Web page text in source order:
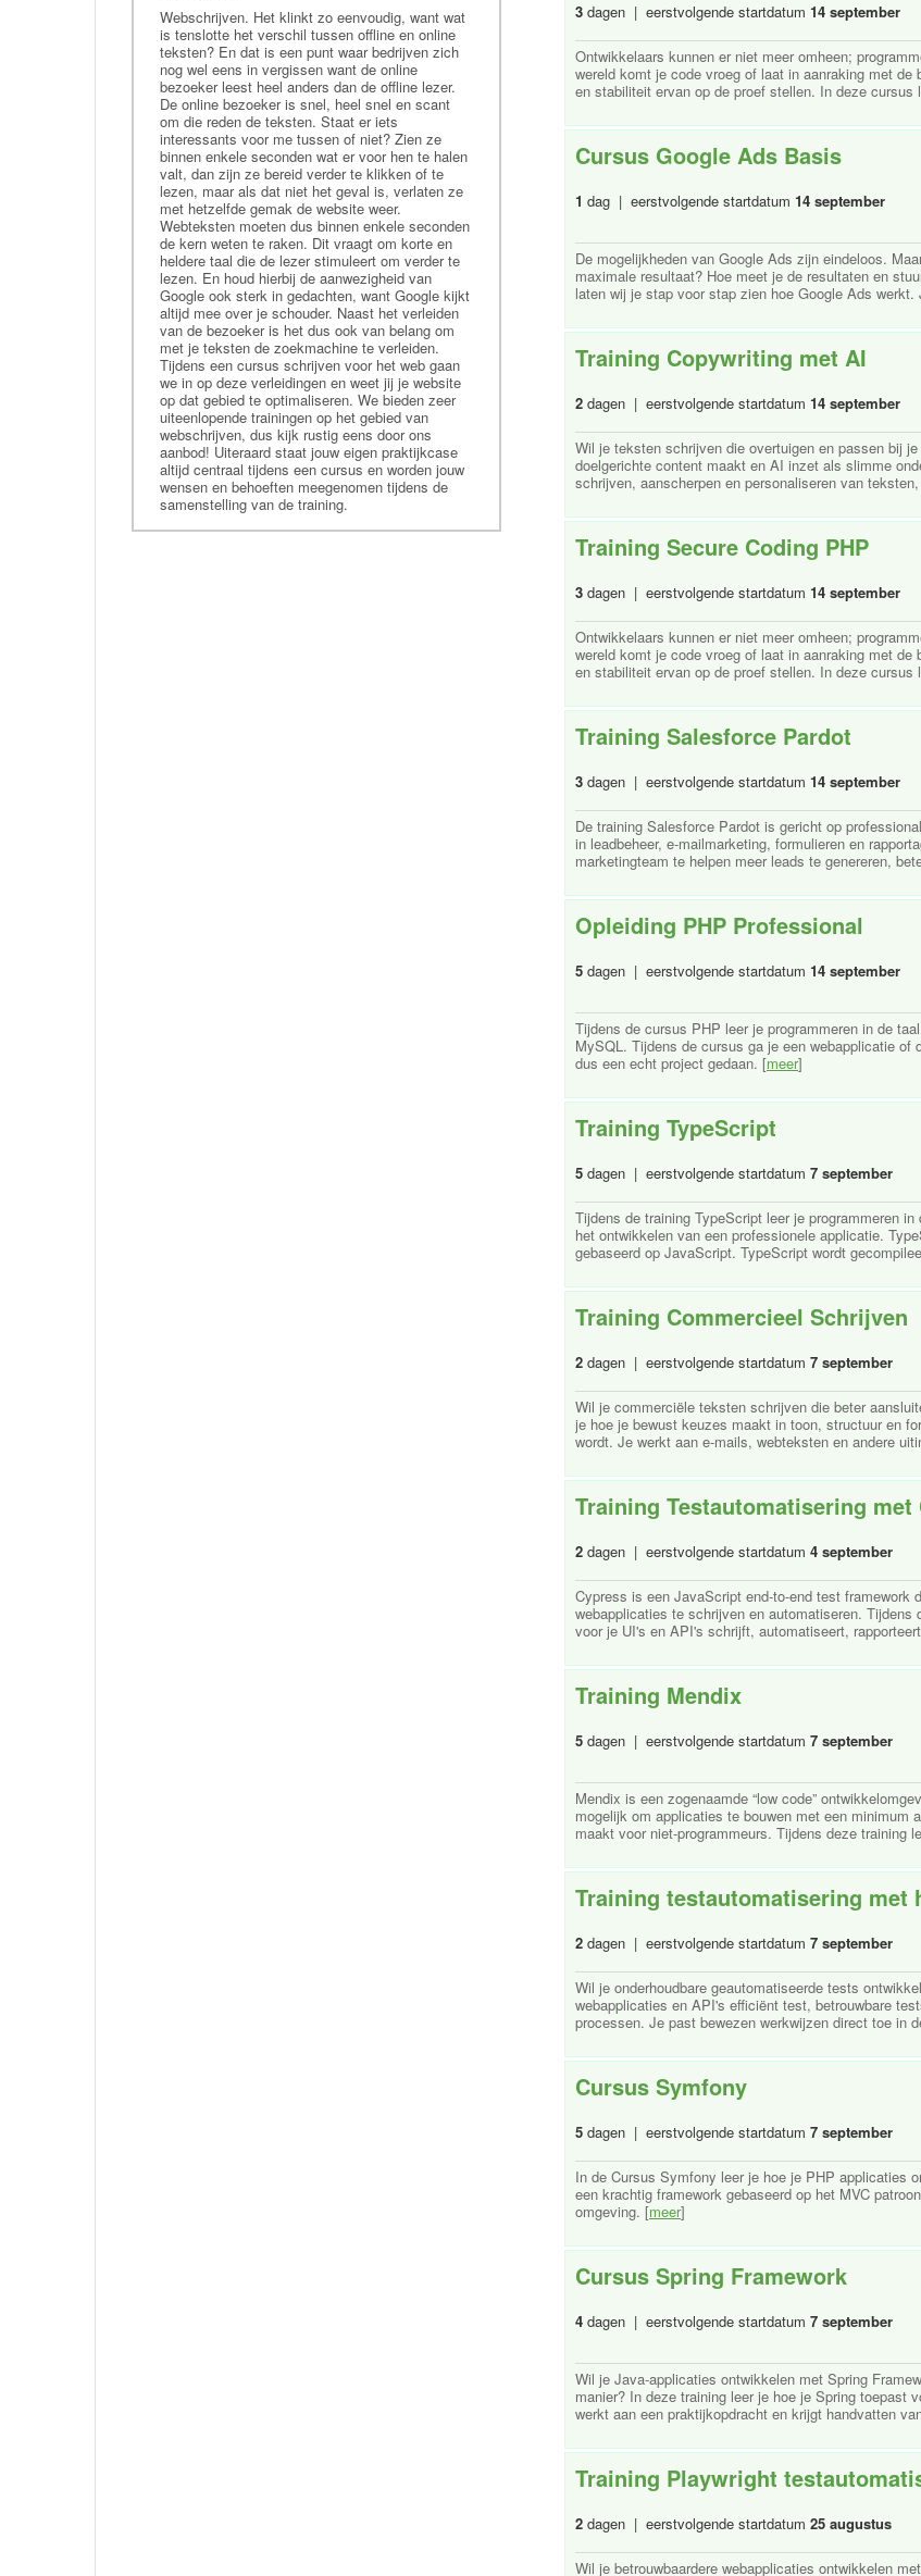
Webschrijven. Het klinkt zo eenvoudig, want wat
is tenslotte het verschil tussen offline en online
teksten? En dat is een punt waar bedrijven zich
nog wel eens in vergissen want de online
bezoeker leest heel anders dan de offline lezer.
De online bezoeker is snel, heel snel en scant
om die reden de teksten. Staat er iets
interessants voor me tussen of niet? Zien ze
binnen enkele seconden wat er voor hen te halen
valt, dan zijn ze bereid verder te klikken of te
lezen, maar als dat niet het geval is, verlaten ze
met hetzelfde gemak de website weer.
Webteksten moeten dus binnen enkele seconden
de kern weten te raken. Dit vraagt om korte en
heldere taal die de lezer stimuleert om verder te
lezen. En houd hierbij de aanwezigheid van
Google ook sterk in gedachten, want Google kijkt
altijd mee over je schouder. Naast het verleiden
van de bezoeker is het dus ook van belang om
met je teksten de zoekmachine te verleiden.
Tijdens een cursus schrijven voor het web gaan
we in op deze verleidingen en weet jij je website
op dat gebied te optimaliseren. We bieden zeer
uiteenlopende trainingen op het gebied van
webschrijven, dus kijk rustig eens door ons
aanbod! Uiteraard staat jouw eigen praktijkcase
altijd centraal tijdens een cursus en worden jouw
wensen en behoeften meegenomen tijdens de
samenstelling van de training.
3 dagen | eerstvolgende startdatum 14 september
Ontwikkelaars kunnen er niet meer omheen;
wereld komt je code vroeg of laat in aanraking met
en stabiliteit ervan op de proef stellen. In deze cursus
Cursus Google Ads Basis
1 dag | eerstvolgende startdatum 14 september
De mogelijkheden van Google Ads zijn eindeloos.
maximale resultaat? Hoe meet je de resultaten en
laten wij je stap voor stap zien hoe Google Ads
Training Copywriting met AI
2 dagen | eerstvolgende startdatum 14 september
Wil je teksten schrijven die overtuigen en passen bij
doelgerichte content maakt en AI inzet als slimme
schrijven, aanscherpen en personaliseren van
Training Secure Coding PHP
3 dagen | eerstvolgende startdatum 14 september
Ontwikkelaars kunnen er niet meer omheen;
wereld komt je code vroeg of laat in aanraking met
en stabiliteit ervan op de proef stellen. In deze cursus
Training Salesforce Pardot
3 dagen | eerstvolgende startdatum 14 september
De training Salesforce Pardot is gericht op
in leadbeheer, e-mailmarketing, formulieren en
marketingteam te helpen meer leads te genereren,
Opleiding PHP Professional
5 dagen | eerstvolgende startdatum 14 september
Tijdens de cursus PHP leer je programmeren in de
MySQL. Tijdens de cursus ga je een webapplicatie
dus een echt project gedaan. [meer]
Training TypeScript
5 dagen | eerstvolgende startdatum 7 september
Tijdens de training TypeScript leer je programmeren
het ontwikkelen van een professionele applicatie.
gebaseerd op JavaScript. TypeScript wordt
Training Commercieel Schrijven
2 dagen | eerstvolgende startdatum 7 september
Wil je commerciële teksten schrijven die beter
je hoe je bewust keuzes maakt in toon, structuur en
wordt. Je werkt aan e-mails, webteksten en andere
Training Testautomatisering met
2 dagen | eerstvolgende startdatum 4 september
Cypress is een JavaScript end-to-end test
webapplicaties te schrijven en automatiseren.
voor je UI's en API's schrijft, automatiseert,
Training Mendix
5 dagen | eerstvolgende startdatum 7 september
Mendix is een zogenaamde “low code”
mogelijk om applicaties te bouwen met een minimum
maakt voor niet-programmeurs. Tijdens deze training
Training testautomatisering met
2 dagen | eerstvolgende startdatum 7 september
Wil je onderhoudbare geautomatiseerde tests
webapplicaties en API's efficiënt test, betrouwbare
processen. Je past bewezen werkwijzen direct toe in
Cursus Symfony
5 dagen | eerstvolgende startdatum 7 september
In de Cursus Symfony leer je hoe je PHP applicaties
een krachtig framework gebaseerd op het MVC
omgeving. [meer]
Cursus Spring Framework
4 dagen | eerstvolgende startdatum 7 september
Wil je Java-applicaties ontwikkelen met Spring
manier? In deze training leer je hoe je Spring toepast
werkt aan een praktijkopdracht en krijgt handvatten
Training Playwright
2 dagen | eerstvolgende startdatum 25 augustus
Wil je betrouwbaardere webapplicaties ontwikkelen